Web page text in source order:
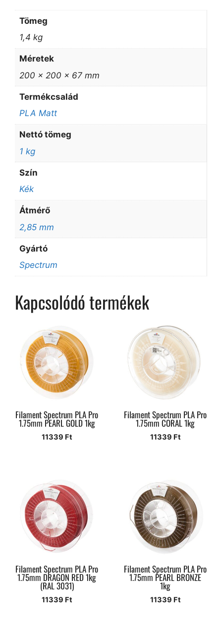
Tömeg
1,4 kg
Méretek
200 × 200 × 67 mm
Termékcsalád
PLA Matt
Nettó tömeg
1 kg
Szín
Kék
Átmérő
2,85 mm
Gyártó
Spectrum
Kapcsolódó termékek
Filament Spectrum PLA Pro
1.75mm PEARL GOLD 1kg
11339 Ft
Filament Spectrum PLA Pro
1.75mm CORAL 1kg
11339 Ft
Filament Spectrum PLA Pro
1.75mm DRAGON RED 1kg
(RAL 3031)
11339 Ft
Filament Spectrum PLA Pro
1.75mm PEARL BRONZE
1kg
11339 Ft